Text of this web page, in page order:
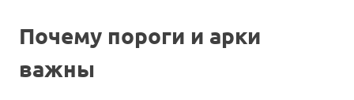
Почему пороги и арки
важны